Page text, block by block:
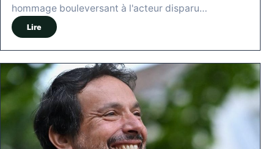
hommage bouleversant à l'acteur disparu…
Lire